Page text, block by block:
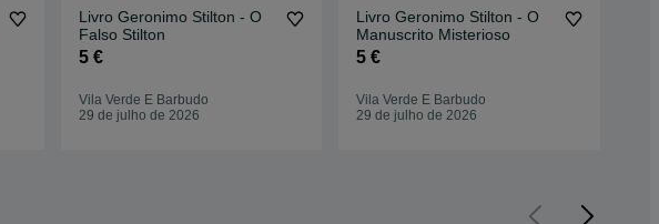
Livro Geronimo Stilton - O
Falso Stilton
5 €
Vila Verde E Barbudo
29 de julho de 2026
Livro Geronimo Stilton - O
Manuscrito Misterioso
5 €
Vila Verde E Barbudo
29 de julho de 2026